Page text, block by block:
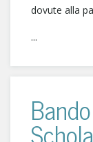
dovute alla
...